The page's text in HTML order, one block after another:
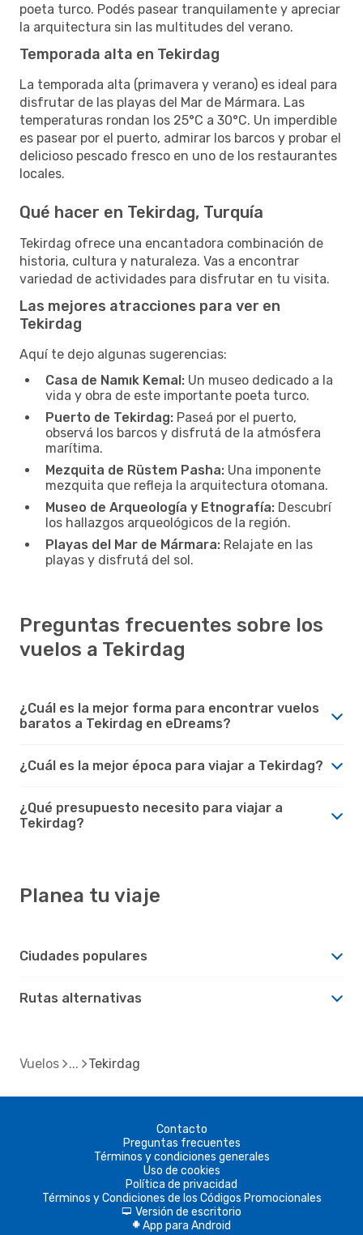
poeta turco. Podés pasear tranquilamente y apreciar
la arquitectura sin las multitudes del verano.
Temporada alta en Tekirdag
La temporada alta (primavera y verano) es ideal para
disfrutar de las playas del Mar de Mármara. Las
temperaturas rondan los 25°C a 30°C. Un imperdible
es pasear por el puerto, admirar los barcos y probar el
delicioso pescado fresco en uno de los restaurantes
locales.
Qué hacer en Tekirdag, Turquía
Tekirdag ofrece una encantadora combinación de
historia, cultura y naturaleza. Vas a encontrar
variedad de actividades para disfrutar en tu visita.
Las mejores atracciones para ver en
Tekirdag
Aquí te dejo algunas sugerencias:
Casa de Namık Kemal: Un museo dedicado a la
vida y obra de este importante poeta turco.
Puerto de Tekirdag: Paseá por el puerto,
observá los barcos y disfrutá de la atmósfera
marítima.
Mezquita de Rüstem Pasha: Una imponente
mezquita que refleja la arquitectura otomana.
Museo de Arqueología y Etnografía: Descubrí
los hallazgos arqueológicos de la región.
Playas del Mar de Mármara: Relajate en las
playas y disfrutá del sol.
Preguntas frecuentes sobre los
vuelos a Tekirdag
¿Cuál es la mejor forma para encontrar vuelos
baratos a Tekirdag en eDreams?
¿Cuál es la mejor época para viajar a Tekirdag?
¿Qué presupuesto necesito para viajar a
Tekirdag?
Planea tu viaje
Ciudades populares
Rutas alternativas
Vuelos Tekirdag
Contacto
Preguntas frecuentes
Términos y condiciones generales
Uso de cookies
Política de privacidad
Términos y Condiciones de los Códigos Promocionales
d Versión de escritorio
A App para Android